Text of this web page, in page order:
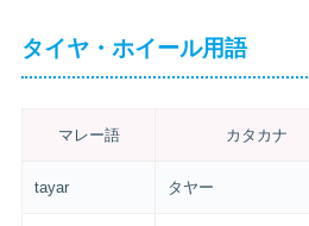
タイヤ・ホイール用語
マレー語 カタカナ
tayar タヤー